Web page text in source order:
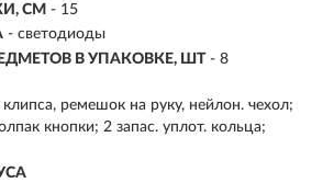
СМ - 15
- светодиоды
В УПАКОВКЕ, ШТ - 8
ремешок на руку, нейлон. чехол;
кнопки; 2 запас. уплот. кольца;